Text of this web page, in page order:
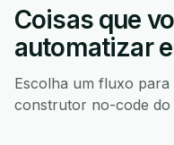
Coisas que
automatizar
Escolha um fluxo
construtor no-code do